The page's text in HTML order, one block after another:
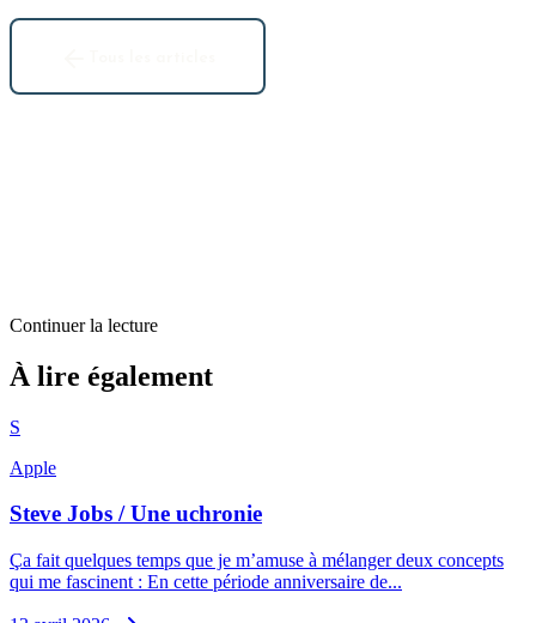
Continuer la lecture
À lire également
S
Apple
Steve Jobs / Une uchronie
Ça fait quelques temps que je m’amuse à mélanger deux concepts
qui me fascinent : En cette période anniversaire de...